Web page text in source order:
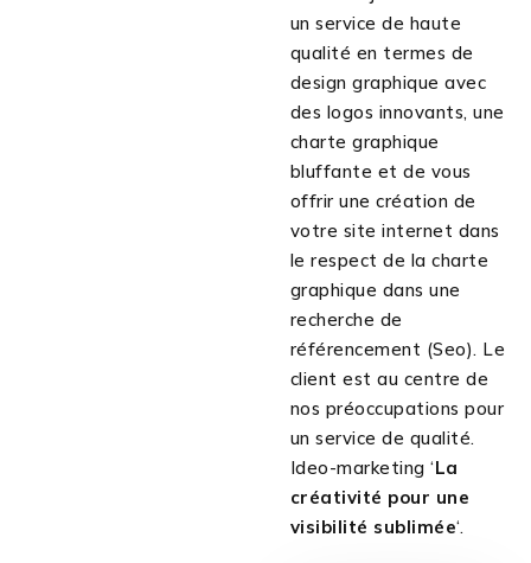
un service de haute
qualité en termes de
design graphique avec
des logos innovants, une
charte graphique
bluffante et de vous
offrir une création de
votre site internet dans
le respect de la charte
graphique dans une
recherche de
référencement (Seo). Le
client est au centre de
nos préoccupations pour
un service de qualité.
Ideo-marketing ‘La
créativité pour une
visibilité sublimée‘.